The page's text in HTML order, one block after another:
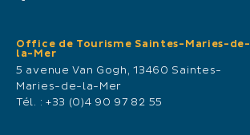
Office de Tourisme Saintes-Maries-de-
la-Mer
5 avenue Van Gogh, 13460 Saintes-
Maries-de-la-Mer
Tél. : +33 (0)4 90 97 82 55